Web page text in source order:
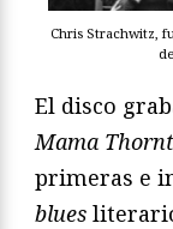
Chris Strachwitz,
El disco
Mama
primeras e
blues